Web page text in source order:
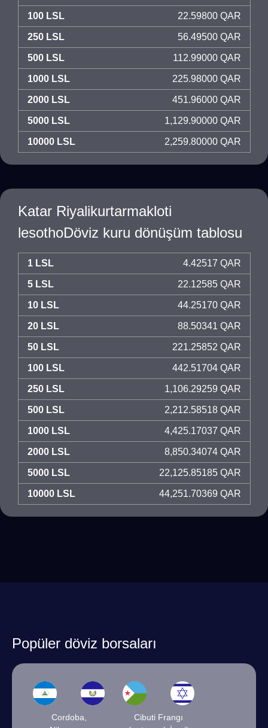
100 LSL 22.59800 QAR
250 LSL 56.49500 QAR
500 LSL 112.99000 QAR
1000 LSL 225.98000 QAR
2000 LSL 451.96000 QAR
5000 LSL 1,129.90000 QAR
10000 LSL 2,259.80000 QAR
Katar Riyalikurtarmakloti
lesothoDöviz kuru dönüşüm tablosu
1 LSL 4.42517 QAR
5 LSL 22.12585 QAR
10 LSL 44.25170 QAR
20 LSL 88.50341 QAR
50 LSL 221.25852 QAR
100 LSL 442.51704 QAR
250 LSL 1,106.29259 QAR
500 LSL 2,212.58518 QAR
1000 LSL 4,425.17037 QAR
2000 LSL 8,850.34074 QAR
5000 LSL 22,125.85185 QAR
10000 LSL 44,251.70369 QAR
Popüler döviz borsaları
Cordoba,
Cibuti Frangı